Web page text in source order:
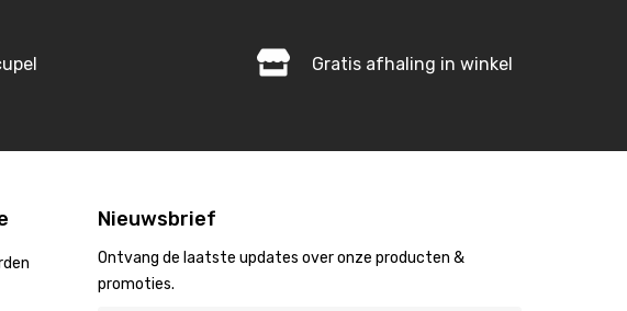
Gratis afhaling in winkel
Nieuwsbrief
Ontvang de laatste updates over onze producten &
promoties.